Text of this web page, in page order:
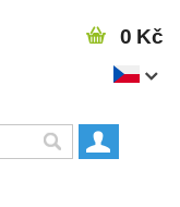
0 Kč